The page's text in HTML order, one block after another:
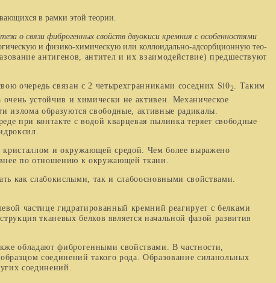
в рамки этой теории.
о связи фиброгенных свойств двуокиси кремния с особенностями
и физико-химическую или коллоидально-адсорбционную тео­
антигенов, антител и их взаимодей­ствие) предшествуют
очередь связан с 2 четырехгранниками сосед­них Si02. Таким
очень устойчив и химически не активен. Механическое
излома образуются свободные, активные радикалы.
при контакте с водой кварцевая пылинка теряет свободные
и окружающей средой. Чем более вы­ражено
по отношению к окружающей ткани.
как слабокислыми, так и слабоосновными свойст­вами.
частице гидратированный кремний реагирует с белками
тканевых белков является началь­ной фазой развития
обладают фиброгенными свойствами. В частности,
соединений такого рода. Образование силанольных
соединений.